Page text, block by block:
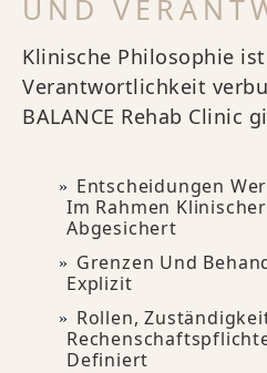
UND
Klinische Philosophie
Verantwortlichkeit
BALANCE Rehab Clinic
Entscheidungen
Im Rahmen
Abgesichert
Grenzen Und
Explizit
Rollen,
Definiert